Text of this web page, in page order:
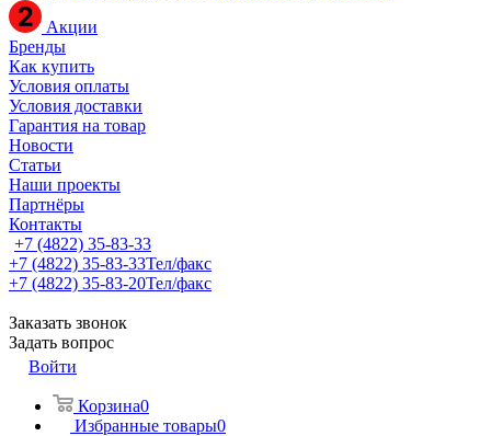
Акции
Бренды
Как купить
Условия оплаты
Условия доставки
Гарантия на товар
Новости
Статьи
Наши проекты
Партнёры
Контакты
+7 (4822) 35-83-33
+7 (4822) 35-83-33Тел/факс
+7 (4822) 35-83-20Тел/факс
Заказать звонок
Задать вопрос
Войти
Корзина0
Избранные товары0